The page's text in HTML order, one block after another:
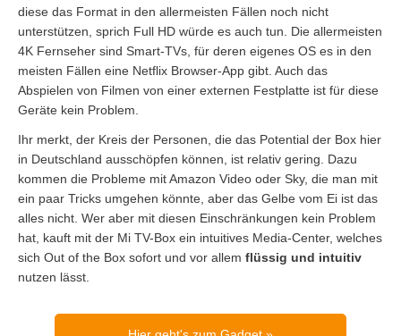
diese das Format in den allermeisten Fällen noch nicht
unterstützen, sprich Full HD würde es auch tun. Die allermeisten
4K Fernseher sind Smart-TVs, für deren eigenes OS es in den
meisten Fällen eine Netflix Browser-App gibt. Auch das
Abspielen von Filmen von einer externen Festplatte ist für diese
Geräte kein Problem.
Ihr merkt, der Kreis der Personen, die das Potential der Box hier
in Deutschland ausschöpfen können, ist relativ gering. Dazu
kommen die Probleme mit Amazon Video oder Sky, die man mit
ein paar Tricks umgehen könnte, aber das Gelbe vom Ei ist das
alles nicht. Wer aber mit diesen Einschränkungen kein Problem
hat, kauft mit der Mi TV-Box ein intuitives Media-Center, welches
sich Out of the Box sofort und vor allem flüssig und intuitiv
nutzen lässt.